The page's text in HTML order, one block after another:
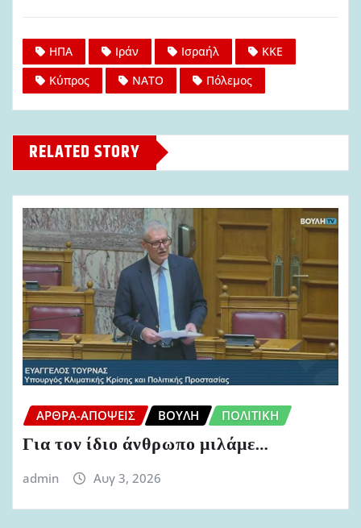
ΗΠΑ Ιράν Ισραήλ
ΚΚΕ
Κύπρος
ΝΑΤΟ Πόλεμος
RELATED STORY
ΆΡΘΡΑ-ΑΠΌΨΕΙΣ ΒΟΥΛΉ ΠΟΛΙΤΙΚΉ
Για τον ίδιο άνθρωπο μιλάμε…
admin Αυγ 3, 2026